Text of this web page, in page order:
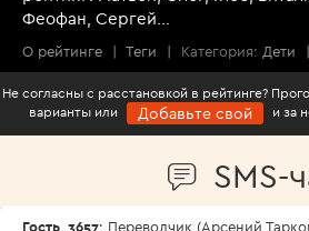
Феофан, Сергей...
О рейтинге | Теги | Категория: Дети |
Не согласны с расстановкой в рейтинге?
варианты или
Добавьте свой и за
SMS-
Гость_3657: Переводчик (Арсений